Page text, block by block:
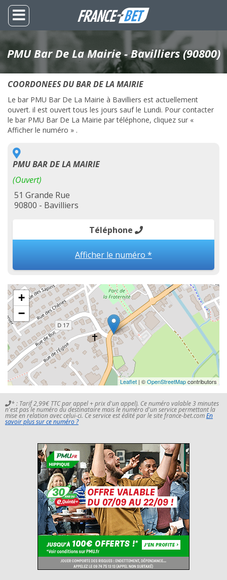
PMU Bar De La Mairie - Bavilliers (90800)
COORDONEES DU BAR DE LA MAIRIE
Le bar PMU Bar De La Mairie à Bavilliers est actuellement
ouvert. il est ouvert tous les jours sauf le Lundi. Pour contacter
le bar PMU Bar De La Mairie par téléphone, cliquez sur «
Afficher le numéro » .
PMU BAR DE LA MAIRIE
(Ouvert)
51 Grande Rue
90800 - Bavilliers
Téléphone
Afficher le numéro *
+
−
Leaflet | ©OpenStreetMapcontributors
* : Tarif 2,99€ TTC par appel + prix d'un appel). Ce numéro valable 3 minutes
n'est pas le numéro du destinataire mais le numéro d'un service permettant la
mise en relation avec celui-ci. Ce service est édité par le site france-bet.comEn
savoir plus sur ce numéro ?